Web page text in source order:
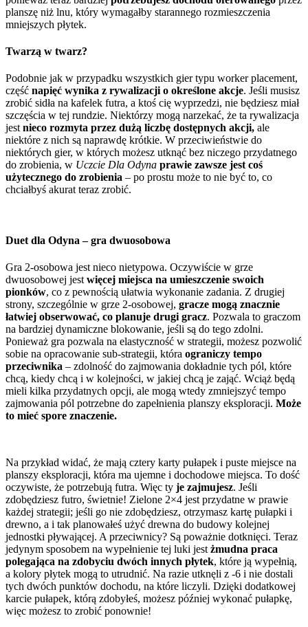
planszę niż lnu, który wymagałby starannego rozmieszczenia
mniejszych płytek.
Twarzą w twarz?
Podobnie jak w przypadku wszystkich gier typu worker placement,
część napięć wynika z rywalizacji o określone akcje. Jeśli musisz
zrobić sidła na kafelek futra, a ktoś cię wyprzedzi, nie będziesz miał
szczęścia w tej rundzie. Niektórzy mogą narzekać, że ta rywalizacja
jest nieco rozmyta przez dużą liczbę dostępnych akcji, ale
niektóre z nich są naprawdę krótkie. W przeciwieństwie do
niektórych gier, w których możesz utknąć bez niczego przydatnego
do zrobienia, w Uczcie Dla Odyna prawie zawsze jest coś
użytecznego do zrobienia – po prostu może to nie być to, co
chciałbyś akurat teraz zrobić.
Duet dla Odyna – gra dwuosobowa
Gra 2-osobowa jest nieco nietypowa. Oczywiście w grze
dwuosobowej jest więcej miejsca na umieszczenie swoich
pionków, co z pewnością ułatwia wykonanie zadania. Z drugiej
strony, szczególnie w grze 2-osobowej, gracze mogą znacznie
łatwiej obserwować, co planuje drugi gracz. Pozwala to graczom
na bardziej dynamiczne blokowanie, jeśli są do tego zdolni.
Ponieważ gra pozwala na elastyczność w strategii, możesz pozwolić
sobie na opracowanie sub-strategii, która ograniczy tempo
przeciwnika – zdolność do zajmowania dokładnie tych pól, które
chcą, kiedy chcą i w kolejności, w jakiej chcą je zająć. Wciąż będą
mieli kilka przydatnych opcji, ale mogą wtedy zmniejszyć tempo
zajmowania pól potrzebne do zapełnienia planszy eksploracji. Może
to mieć spore znaczenie.
Na przykład widać, że mają cztery karty pułapek i puste miejsce na
planszy eksploracji, która ma ujemne i dochodowe miejsca. To dość
oczywiste, że potrzebują futra. Więc ty je zajmujesz. Jeśli
zdobędziesz futro, świetnie! Zielone 2×4 jest przydatne w prawie
każdej strategii; jeśli go nie zdobędziesz, otrzymasz kartę pułapki i
drewno, a i tak planowałeś użyć drewna do budowy kolejnej
jednostki pływającej. A przeciwnicy? Są poważnie dotknięci. Teraz
jedynym sposobem na wypełnienie tej luki jest żmudna praca
polegająca na zdobyciu dwóch innych płytek, które ją wypełnią,
a kolory płytek mogą to utrudnić. Na razie utknęli z -6 i nie dostali
tych dwóch punktów dochodu, na które liczyli. Dzięki dodatkowej
karcie pułapek, którą zdobyłeś, możesz później wykonać pułapkę,
więc możesz to zrobić ponownie!